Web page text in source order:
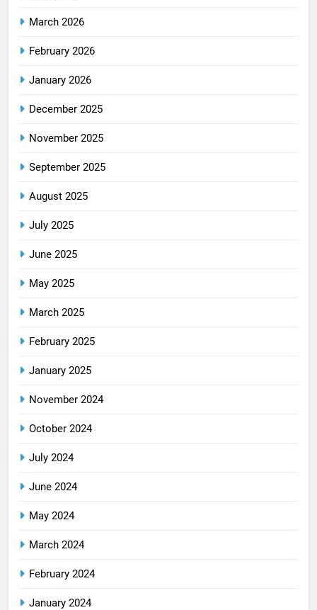
March 2026
February 2026
January 2026
December 2025
November 2025
September 2025
August 2025
July 2025
June 2025
May 2025
March 2025
February 2025
January 2025
November 2024
October 2024
July 2024
June 2024
May 2024
March 2024
February 2024
January 2024